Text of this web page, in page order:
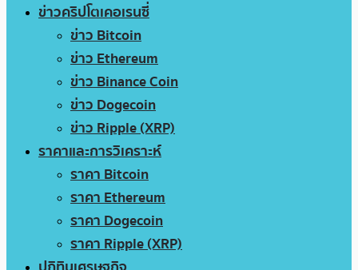
ข่าวคริปโตเคอเรนซี่
ข่าว Bitcoin
ข่าว Ethereum
ข่าว Binance Coin
ข่าว Dogecoin
ข่าว Ripple (XRP)
ราคาและการวิเคราะห์
ราคา Bitcoin
ราคา Ethereum
ราคา Dogecoin
ราคา Ripple (XRP)